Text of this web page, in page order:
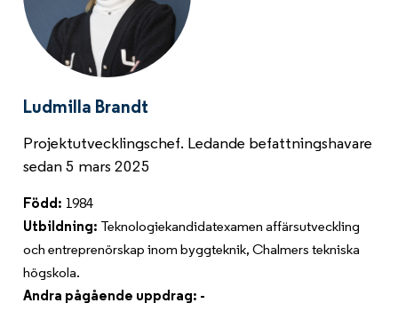
Ludmilla Brandt
Projektutvecklingschef. Ledande befattningshavare
sedan 5 mars 2025
Född: 1984
Utbildning:
Teknologiekandidatexamen affärsutveckling
och entreprenörskap inom byggteknik, Chalmers tekniska
högskola.
Andra pågående uppdrag: -